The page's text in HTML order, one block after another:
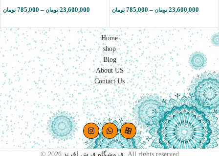
785,000 تومان – 23,600,000 تومان
785,000 تومان – 23,600,000 تومان
Home
shop
Blog
About US
Contact Us
© 2026 فروشگاه فرش افرند . All rights reserved
Afrand
machine
carpet